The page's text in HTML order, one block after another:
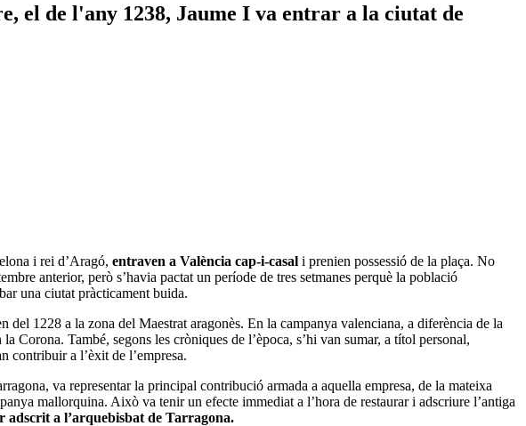
el de l'any 1238, Jaume I va entrar a la ciutat de
i rei d’Aragó, entraven a València cap-i-casal i prenien possessió de la plaça. No
anterior, però s’havia pactat un període de tres setmanes perquè la població
una ciutat pràcticament buida.
1228 a la zona del Maestrat aragonès. En la campanya valenciana, a diferència de la
També, segons les cròniques de l’època, s’hi van sumar, a títol personal,
contribuir a l’èxit de l’empresa.
va representar la principal contribució armada a aquella empresa, de la mateixa
mallorquina. Això va tenir un efecte immediat a l’hora de restaurar i adscriure l’antiga
adscrit a l’arquebisbat de Tarragona.